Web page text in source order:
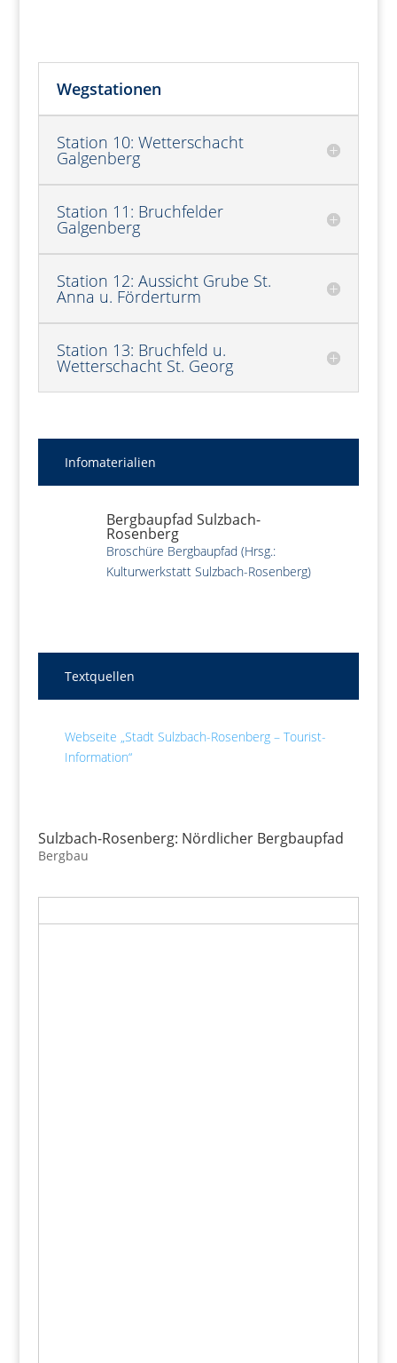
Wegstationen
Station 10: Wetterschacht
Galgenberg
Station 11: Bruchfelder
Galgenberg
Station 12: Aussicht Grube St.
Anna u. Förderturm
Station 13: Bruchfeld u.
Wetterschacht St. Georg
Infomaterialien
Bergbaupfad Sulzbach-
Rosenberg
Broschüre Bergbaupfad (Hrsg.:
Kulturwerkstatt Sulzbach-Rosenberg)
Textquellen
Webseite „Stadt Sulzbach-Rosenberg – Tourist-
Information“
Sulzbach-Rosenberg: Nördlicher Bergbaupfad
Bergbau